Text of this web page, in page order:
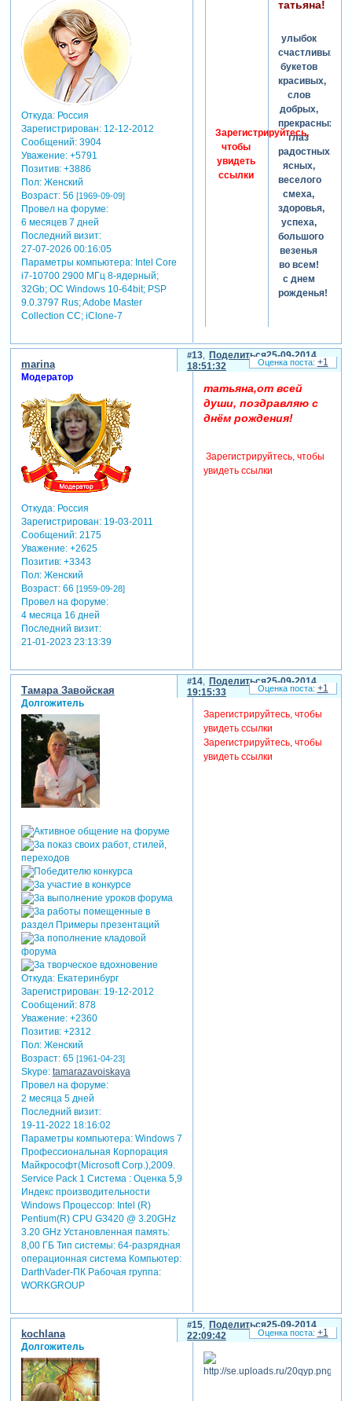
Откуда:Россия
Зарегистрирован: 12-12-2012
Сообщений:3904
Уважение: +5791
Позитив: +3886
Пол:Женский
Возраст:56 [1969-09-09]
Провел на форуме:
6 месяцев 7 дней
Последний визит:
27-07-2026 00:16:05
Параметры компьютера:Intel Core
i7-10700 2900 МГц 8-ядерный;
32Gb; ОС Windows 10-64bit; PSP
9.0.3797 Rus; Adobe Master
Collection СС; iClone-7
Зарегистрируйтесь,
чтобы
увидеть
ссылки
татьяна!
улыбок
счастливых,
букетов
красивых,
слов
добрых,
прекрасных,
глаз
радостных,
ясных,
веселого
смеха,
здоровья,
успеха,
большого
везенья
во всем!
с днем
рожденья!
Поделиться
13
25-09-2014
18:51:32
marina
Модератор
Откуда:Россия
Зарегистрирован: 19-03-2011
Сообщений:2175
Уважение: +2625
Позитив: +3343
Пол:Женский
Возраст:66 [1959-09-28]
Провел на форуме:
4 месяца 16 дней
Последний визит:
21-01-2023 23:13:39
татьяна,от всей
души, поздравляю с
днём рождения!
Зарегистрируйтесь, чтобы
увидеть ссылки
+1
Поделиться
14
25-09-2014
19:15:33
Тамара Завойская
Долгожитель
Откуда:Екатеринбург
Зарегистрирован: 19-12-2012
Сообщений:878
Уважение: +2360
Позитив: +2312
Пол:Женский
Возраст:65 [1961-04-23]
Skype: tamarazavoiskaya
Провел на форуме:
2 месяца 5 дней
Последний визит:
19-11-2022 18:16:02
Параметры компьютера:Windows 7
Профессиональная Корпорация
Майкрософт(Microsoft Corp.),2009.
Service Pack 1 Система : Оценка 5,9
Индекс производительности
Windows Процессор: Intel (R)
Pentium(R) CPU G3420 @ 3.20GHz
3.20 GHz Установленная память:
8,00 ГБ Тип системы: 64-разрядная
операционная система Компьютер:
DarthVader-ПК Рабочая группа:
WORKGROUP
Зарегистрируйтесь, чтобы
увидеть ссылки
Зарегистрируйтесь, чтобы
увидеть ссылки
+1
Поделиться
15
25-09-2014
22:09:42
kochlana
Долгожитель
+1